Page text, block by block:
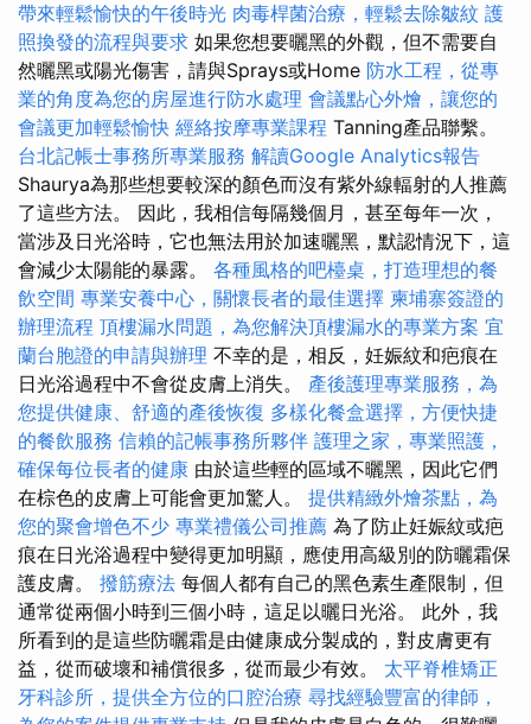
帶來輕鬆愉快的午後時光 肉毒桿菌治療，輕鬆去除皺紋 護
照換發的流程與要求 如果您想要曬黑的外觀，但不需要自
然曬黑或陽光傷害，請與Sprays或Home 防水工程，從專
業的角度為您的房屋進行防水處理 會議點心外燴，讓您的
會議更加輕鬆愉快 經絡按摩專業課程 Tanning產品聯繫。
台北記帳士事務所專業服務 解讀Google Analytics報告
Shaurya為那些想要較深的顏色而沒有紫外線輻射的人推薦
了這些方法。 因此，我相信每隔幾個月，甚至每年一次，
當涉及日光浴時，它也無法用於加速曬黑，默認情況下，這
會減少太陽能的暴露。 各種風格的吧檯桌，打造理想的餐
飲空間 專業安養中心，關懷長者的最佳選擇 柬埔寨簽證的
辦理流程 頂樓漏水問題，為您解決頂樓漏水的專業方案 宜
蘭台胞證的申請與辦理 不幸的是，相反，妊娠紋和疤痕在
日光浴過程中不會從皮膚上消失。 產後護理專業服務，為
您提供健康、舒適的產後恢復 多樣化餐盒選擇，方便快捷
的餐飲服務 信賴的記帳事務所夥伴 護理之家，專業照護，
確保每位長者的健康 由於這些輕的區域不曬黑，因此它們
在棕色的皮膚上可能會更加驚人。 提供精緻外燴茶點，為
您的聚會增色不少 專業禮儀公司推薦 為了防止妊娠紋或疤
痕在日光浴過程中變得更加明顯，應使用高級別的防曬霜保
護皮膚。 撥筋療法 每個人都有自己的黑色素生產限制，但
通常從兩個小時到三個小時，這足以曬日光浴。 此外，我
所看到的是這些防曬霜是由健康成分製成的，對皮膚更有
益，從而破壞和補償很多，從而最少有效。 太平脊椎矯正
牙科診所，提供全方位的口腔治療 尋找經驗豐富的律師，